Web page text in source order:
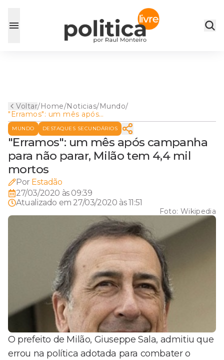
Voltar/Home/Noticias/Mundo/
"Erramos": um mês após
campanha para não parar,
Milão tem 4,4 mil mortos
MUNDO DESTAQUES SECUNDÁRIOS
"Erramos": um mês após campanha
para não parar, Milão tem 4,4 mil
mortos
Por Estadão
27/03/2020 às 09:39
Atualizado em 27/03/2020 às 11:51
Foto: Wikipedia
O prefeito de Milão, Giuseppe Sala, admitiu que
errou na política adotada para combater o